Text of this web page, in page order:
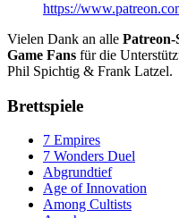
https://
Vielen Dank an alle
Game Fans für die
Phil Spichtig & Frank Latzel.
Brettspiele
7 Empires
7 Wonders Duel
Abgrundtief
Age of Innovation
Among Cultists